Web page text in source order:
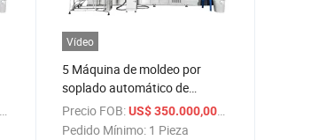
/ Set
Vídeo
5 Máquina de moldeo por
soplado automático de
inyección de estiramiento de
botella de PC de galón
Precio FOB: US$ 350.000,00-800.000,00
Pedido Mínimo: 1 Pieza